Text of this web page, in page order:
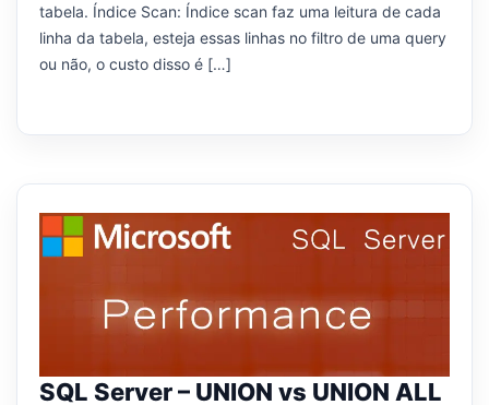
tabela. Índice Scan: Índice scan faz uma leitura de cada
linha da tabela, esteja essas linhas no filtro de uma query
ou não, o custo disso é […]
SQL Server – UNION vs UNION ALL